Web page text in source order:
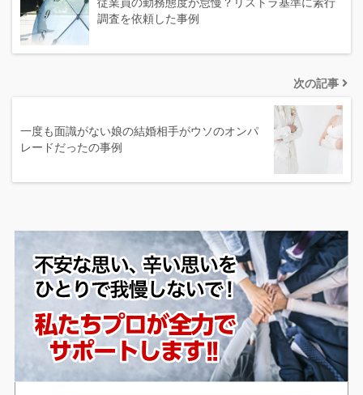
従業員の勤務態度が怠慢？リストラ基準に素行
調査を依頼した事例
次の記事
一度も面識がない娘の結婚相手がウソのオンパ
レードだったの事例